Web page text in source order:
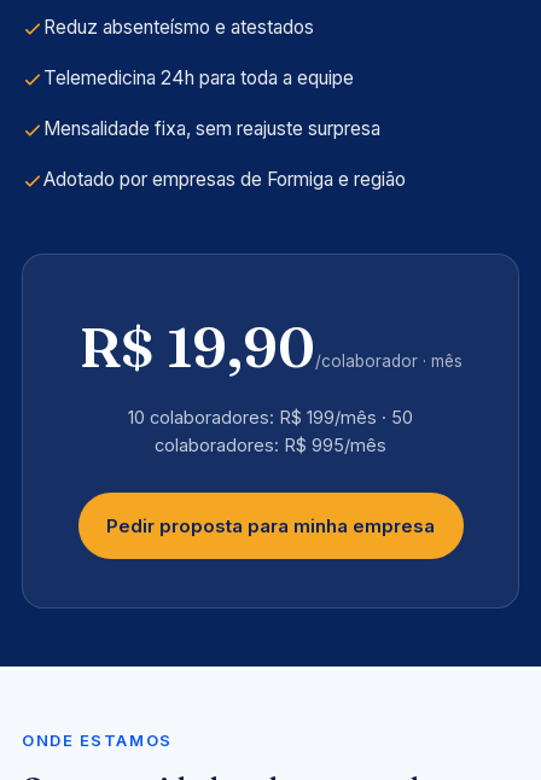
Reduz absenteísmo e atestados
Telemedicina 24h para toda a equipe
Mensalidade fixa, sem reajuste surpresa
Adotado por empresas de Formiga e região
R$ 19,90/colaborador · mês
10 colaboradores: R$ 199/mês · 50
colaboradores: R$ 995/mês
Pedir proposta para minha empresa
ONDE ESTAMOS